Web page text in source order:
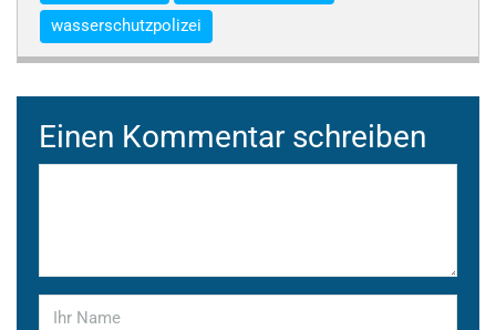
wasserschutzpolizei
Einen Kommentar schreiben